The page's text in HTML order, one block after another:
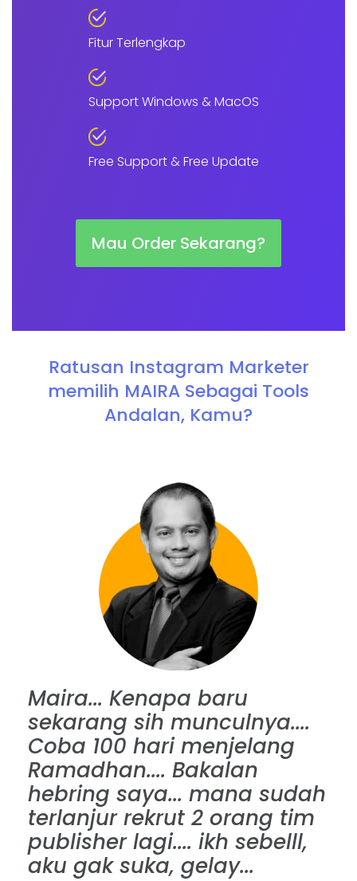
Fitur Terlengkap
Support Windows & MacOS
Free Support & Free Update
Mau Order Sekarang?
Ratusan Instagram Marketer
memilih MAIRA Sebagai Tools
Andalan, Kamu?
Maira... Kenapa baru
sekarang sih munculnya....
Coba 100 hari menjelang
Ramadhan.... Bakalan
hebring saya... mana sudah
terlanjur rekrut 2 orang tim
publisher lagi.... ikh sebelll,
aku gak suka, gelay...